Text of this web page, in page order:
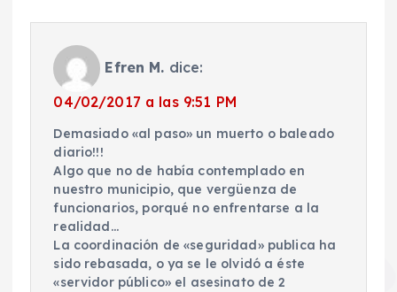
Efren M. dice:
04/02/2017 a las 9:51 PM
Demasiado «al paso» un muerto o baleado
diario!!!
Algo que no de había contemplado en
nuestro municipio, que vergüenza de
funcionarios, porqué no enfrentarse a la
realidad…
La coordinación de «seguridad» publica ha
sido rebasada, o ya se le olvidó a éste
«servidor público» el asesinato de 2